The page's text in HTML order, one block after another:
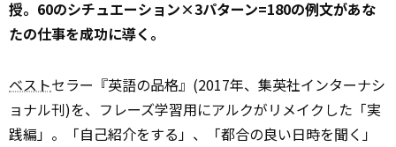
授。60のシチュエーション×3パターン=180の例文があな
たの仕事を成功に導く。
ベストセラー『英語の品格』(2017年、集英社インターナシ
ョナル刊)を、フレーズ学習用にアルクがリメイクした「実
践編」。「自己紹介をする」、「都合の良い日時を聞く」